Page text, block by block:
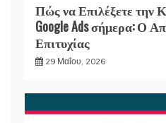
Πώς να Επιλέξετε την
Google Ads σήμερα: Ο
Επιτυχίας
29 Μαΐου, 2026